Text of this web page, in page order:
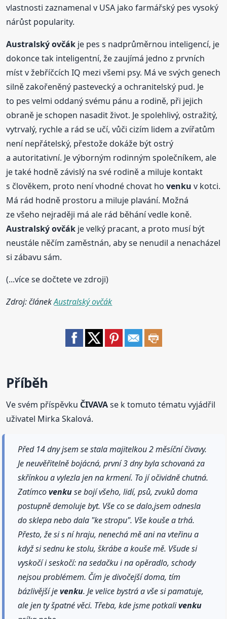
vlastnosti zaznamenal v USA jako farmářský pes vysoký
nárůst popularity.
Australský ovčák je pes s nadprůměrnou inteligencí, je
dokonce tak inteligentní, že zaujímá jedno z prvních
míst v žebříčcích IQ mezi všemi psy. Má ve svých genech
silně zakořeněný pastevecký a ochranitelský pud. Je
to pes velmi oddaný svému pánu a rodině, při jejich
obraně je schopen nasadit život. Je spolehlivý, ostražitý,
vytrvalý, rychle a rád se učí, vůči cizím lidem a zvířatům
není nepřátelský, přestože dokáže být ostrý
a autoritativní. Je výborným rodinným společníkem, ale
je také hodně závislý na své rodině a miluje kontakt
s člověkem, proto není vhodné chovat hovenku v kotci.
Má rád hodně prostoru a miluje plavání. Možná
ze všeho nejraději má ale rád běhání vedle koně.
Australský ovčák je velký pracant, a proto musí být
neustále něčím zaměstnán, aby se nenudil a nenacházel
si zábavu sám.
(...více se dočtete ve zdroji)
Zdroj: článekAustralský ovčák
Příběh
Ve svém příspěvku ČIVAVAse k tomuto tématu vyjádřil
uživatel Mirka Skalová.
Před 14 dny jsem se stala majitelkou 2 měsíční čivavy.
Je neuvěřitelně bojácná, první 3 dny byla schovaná za
skřínkou a vylezla jen na krmení. To jí očividně chutná.
Zatímcovenkuse bojí všeho, lidí, psů, zvuků doma
postupně demoluje byt. Vše co se dalo,jsem odnesla
do sklepa nebo dala "ke stropu". Vše kouše a trhá.
Přesto, že si s ní hraju, nenechá mě ani na vteřinu a
když si sednu ke stolu, škrábe a kouše mě. Všude si
vyskočí i seskočí: na sedačku i na opěradlo, schody
nejsou problémem. Čím je divočejší doma, tím
bázlivější jevenku. Je velice bystrá a vše si pamatuje,
ale jen ty špatné věci. Třeba, kde jsme potkalivenku